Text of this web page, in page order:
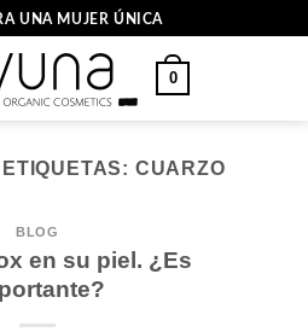
UNA MUJER ÚNICA
0
CUARZO
BLOG
en su piel. ¿Es